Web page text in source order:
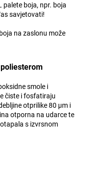
palete boja, npr. boja
savjetovati!
na zaslonu može
smole i
čiste i fosfatiraju
otprilike 80 µm i
otporna na udarce te
s izvrsnom